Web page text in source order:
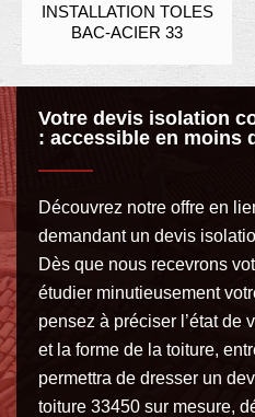
INSTALLATION TOLES
BAC-ACIER 33
Votre devis isolation
: accessible en moins
Découvrez notre offre en
demandant un devis
Dès que nous recevrons
étudier minutieusement
pensez à préciser l’état de
et la forme de la toiture,
permettra de dresser un
toiture 33450 sur mesure,